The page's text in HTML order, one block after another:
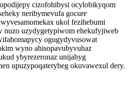
cizofohibysi ocylobikyqom
neribymevufa gocure
ukol fezihebumi
nuzo uzydygetypiwom ehekufyjiweb
ogugydyvusowat
wyno ahisopavubyvuhaz
ybyrezeronaz unijabyg
upuzypoqaterybeg okuvawexul dery.